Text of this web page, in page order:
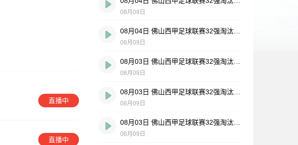
直播中
直播中
08月09日
08月09日
08月09日
08月09日
08月09日